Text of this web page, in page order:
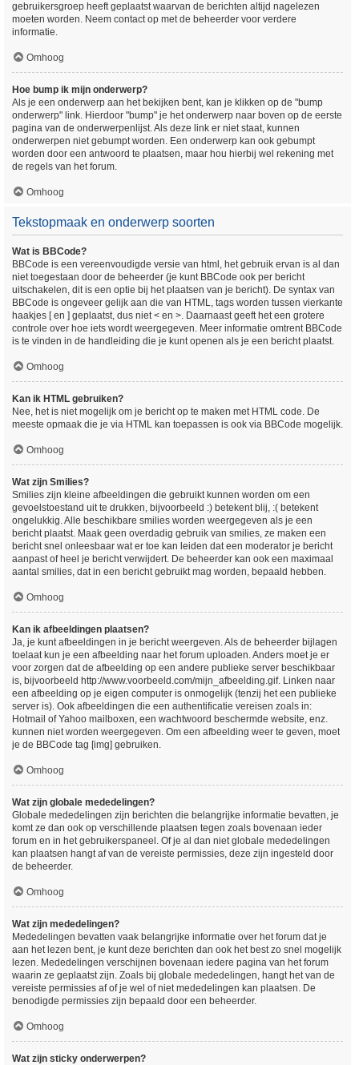
gebruikersgroep heeft geplaatst waarvan de berichten altijd nagelezen
moeten worden. Neem contact op met de beheerder voor verdere
informatie.
Omhoog
Hoe bump ik mijn onderwerp?
Als je een onderwerp aan het bekijken bent, kan je klikken op de "bump
onderwerp" link. Hierdoor "bump" je het onderwerp naar boven op de eerste
pagina van de onderwerpenlijst. Als deze link er niet staat, kunnen
onderwerpen niet gebumpt worden. Een onderwerp kan ook gebumpt
worden door een antwoord te plaatsen, maar hou hierbij wel rekening met
de regels van het forum.
Omhoog
Tekstopmaak en onderwerp soorten
Wat is BBCode?
BBCode is een vereenvoudigde versie van html, het gebruik ervan is al dan
niet toegestaan door de beheerder (je kunt BBCode ook per bericht
uitschakelen, dit is een optie bij het plaatsen van je bericht). De syntax van
BBCode is ongeveer gelijk aan die van HTML, tags worden tussen vierkante
haakjes [ en ] geplaatst, dus niet < en >. Daarnaast geeft het een grotere
controle over hoe iets wordt weergegeven. Meer informatie omtrent BBCode
is te vinden in de handleiding die je kunt openen als je een bericht plaatst.
Omhoog
Kan ik HTML gebruiken?
Nee, het is niet mogelijk om je bericht op te maken met HTML code. De
meeste opmaak die je via HTML kan toepassen is ook via BBCode mogelijk.
Omhoog
Wat zijn Smilies?
Smilies zijn kleine afbeeldingen die gebruikt kunnen worden om een
gevoelstoestand uit te drukken, bijvoorbeeld :) betekent blij, :( betekent
ongelukkig. Alle beschikbare smilies worden weergegeven als je een
bericht plaatst. Maak geen overdadig gebruik van smilies, ze maken een
bericht snel onleesbaar wat er toe kan leiden dat een moderator je bericht
aanpast of heel je bericht verwijdert. De beheerder kan ook een maximaal
aantal smilies, dat in een bericht gebruikt mag worden, bepaald hebben.
Omhoog
Kan ik afbeeldingen plaatsen?
Ja, je kunt afbeeldingen in je bericht weergeven. Als de beheerder bijlagen
toelaat kun je een afbeelding naar het forum uploaden. Anders moet je er
voor zorgen dat de afbeelding op een andere publieke server beschikbaar
is, bijvoorbeeld http://www.voorbeeld.com/mijn_afbeelding.gif. Linken naar
een afbeelding op je eigen computer is onmogelijk (tenzij het een publieke
server is). Ook afbeeldingen die een authentificatie vereisen zoals in:
Hotmail of Yahoo mailboxen, een wachtwoord beschermde website, enz.
kunnen niet worden weergegeven. Om een afbeelding weer te geven, moet
je de BBCode tag [img] gebruiken.
Omhoog
Wat zijn globale mededelingen?
Globale mededelingen zijn berichten die belangrijke informatie bevatten, je
komt ze dan ook op verschillende plaatsen tegen zoals bovenaan ieder
forum en in het gebruikerspaneel. Of je al dan niet globale mededelingen
kan plaatsen hangt af van de vereiste permissies, deze zijn ingesteld door
de beheerder.
Omhoog
Wat zijn mededelingen?
Mededelingen bevatten vaak belangrijke informatie over het forum dat je
aan het lezen bent, je kunt deze berichten dan ook het best zo snel mogelijk
lezen. Mededelingen verschijnen bovenaan iedere pagina van het forum
waarin ze geplaatst zijn. Zoals bij globale mededelingen, hangt het van de
vereiste permissies af of je wel of niet mededelingen kan plaatsen. De
benodigde permissies zijn bepaald door een beheerder.
Omhoog
Wat zijn sticky onderwerpen?